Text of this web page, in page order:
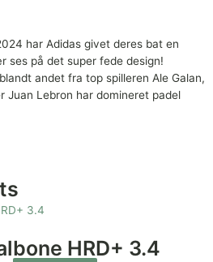
har Adidas givet deres bat en
ses på det super fede design!
andet fra top spilleren Ale Galan,
Juan Lebron har domineret padel
HRD+ 3.4